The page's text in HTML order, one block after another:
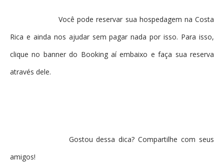
Você pode reservar sua hospedagem na Costa
Rica e ainda nos ajudar sem pagar nada por isso. Para isso,
clique no banner do Booking aí embaixo e faça sua reserva
através dele.
Gostou dessa dica? Compartilhe com seus
amigos!